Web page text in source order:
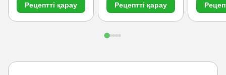
Рецептті қарау Рецептті қарау